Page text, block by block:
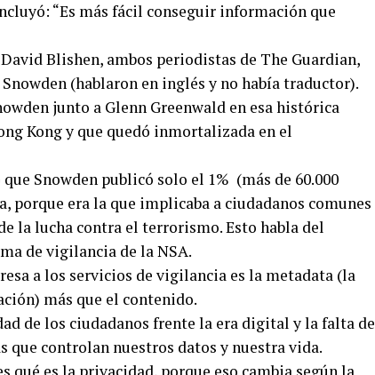
“Es más fácil conseguir información que
Blishen, ambos periodistas de The Guardian,
(hablaron en inglés y no había traductor).
junto a Glenn Greenwald en esa histórica
Kong y que quedó inmortalizada en el
Snowden publicó solo el 1% (más de 60.000
porque era la que implicaba a ciudadanos comunes
la lucha contra el terrorismo. Esto habla del
de vigilancia de la NSA.
a los servicios de vigilancia es la metadata (la
más que el contenido.
de los ciudadanos frente la era digital y la falta de
que controlan nuestros datos y nuestra vida.